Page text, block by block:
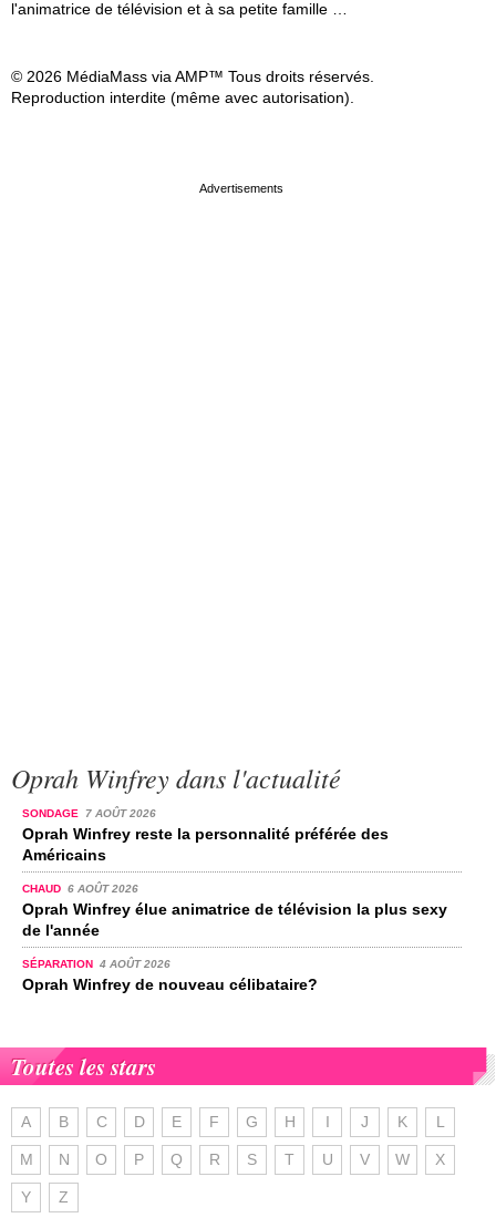
l'animatrice de télévision et à sa petite famille …
© 2026 MédiaMass via AMP™ Tous droits réservés.
Reproduction interdite (même avec autorisation).
Oprah Winfrey dans l'actualité
SONDAGE 7 AOÛT 2026
Oprah Winfrey reste la personnalité préférée des
Américains
CHAUD 6 AOÛT 2026
Oprah Winfrey élue animatrice de télévision la plus sexy
de l'année
SÉPARATION 4 AOÛT 2026
Oprah Winfrey de nouveau célibataire?
Toutes les stars
A B C D E F G H I J K L
M N O P Q R S T U V W X
Y Z